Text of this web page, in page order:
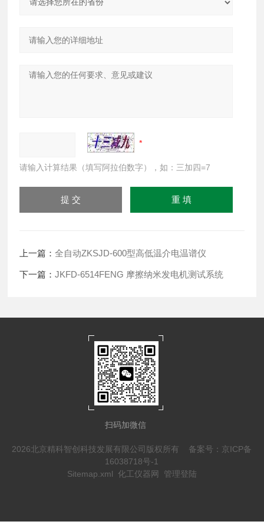
请输入计算结果（填写阿拉伯数字），如：三加四=7
上一篇：全自动ZKSJD-600型高低温介电温谱仪
下一篇：JKFD-6514FENG 摩擦纳米发电机测试系统
扫码加微信
2026北京精科智创科技发展有限公司版权所有 备案号：京ICP备
16038718号-1
Sitemap.xml 化工仪器网 管理登陆